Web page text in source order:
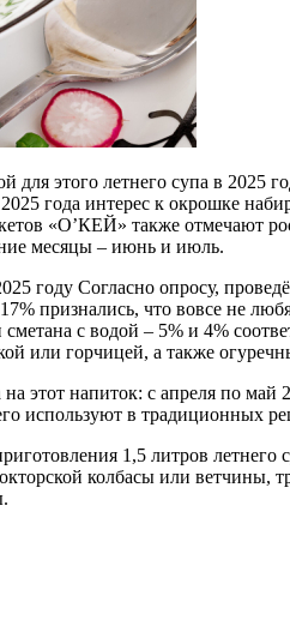
этого летнего супа в 2025
года интерес к окрошке
«О’КЕЙ» также отмечают
месяцы – июнь и июль.
году Согласно опросу,
признались, что вовсе не
с водой – 5% и 4%
или горчицей, а также
этот напиток: с апреля по
используют в традиционных
1,5 литров
колбасы или ветчины,